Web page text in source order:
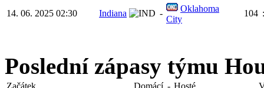
14. 06. 2025 02:30 Indiana -
Oklahoma
City
104 :
Poslední zápasy týmu
Začátek Domácí - Hosté